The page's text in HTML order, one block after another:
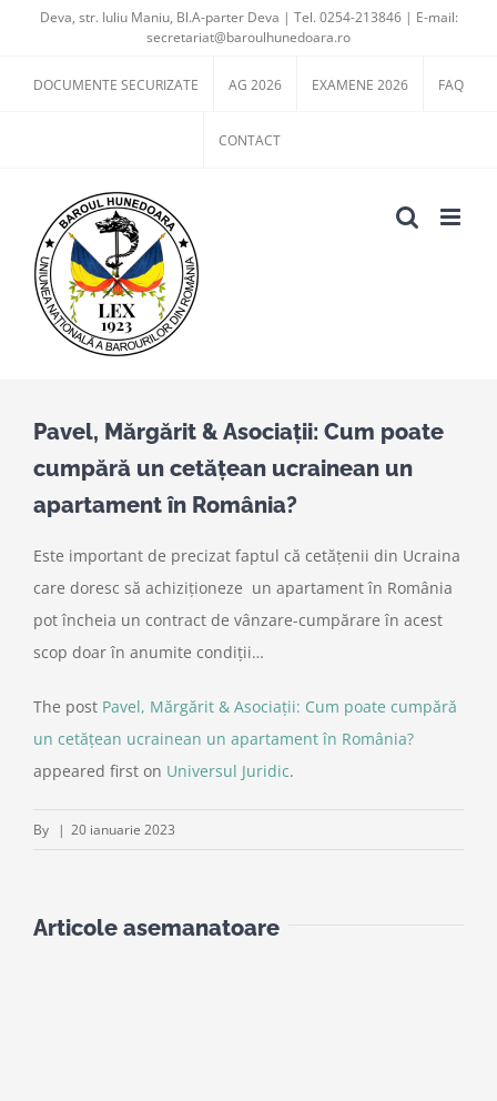
content
Deva, str. Iuliu Maniu, Bl.A-parter Deva | Tel. 0254-213846 | E-mail:
secretariat@baroulhunedoara.ro
DOCUMENTE SECURIZATE AG 2026 EXAMENE 2026 FAQ
CONTACT
Pavel, Mărgărit & Asociații: Cum poate
cumpără un cetățean ucrainean un
apartament în România?
Este important de precizat faptul că cetățenii din Ucraina
care doresc să achiziționeze un apartament în România
pot încheia un contract de vânzare-cumpărare în acest
scop doar în anumite condiții…
The post Pavel, Mărgărit & Asociații: Cum poate cumpără
un cetățean ucrainean un apartament în România?
appeared first on Universul Juridic.
By | 20 ianuarie 2023
Articole asemanatoare